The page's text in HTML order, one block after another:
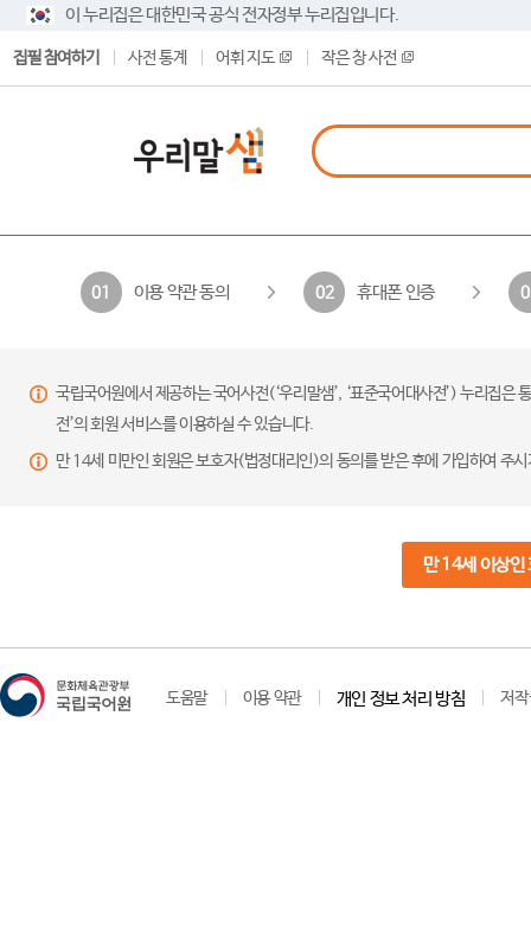
이 누리집은 대한민국 공식 전자정부 누리집입니다.
집필 참여하기 사전 통계 어휘 지도 작은 창 사전
01 이용 약관 동의 02 휴대폰 인증
국립국어원에서 제공하는 국어사전(‘우리말샘’, ‘표준국어대사전’) 누리집
전’의 회원 서비스를 이용하실 수 있습니다.
만 14세 미만인 회원은 보호자(법정대리인)의 동의를 받은 후에 가입하여 주
만 14세 이상인
도움말 이용 약관 개인 정보 처리 방침 저